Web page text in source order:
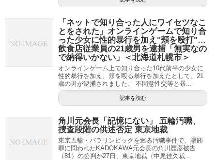
「ネットで知り合った人にワイセツなこ
とをされた」オンラインゲームで知り合
った少女に性的暴行を加え"頬を殴打"…
飲食店従業員の21歳男を逮捕「無実なの
で納得いかない」＜北海道札幌市＞
オンラインゲーム上で知り合った10代前半の少女に
性的暴行を加え、頬を殴る暴行を加えたとして、21
歳の男が逮捕されました。 不同意性交等と暴...
記事を読む
角川元会長「記憶にない」 五輪汚職、
捜査段階の供述否定 東京地裁
東京五輪・パラリンピックを巡る汚職事件で、贈賄
罪に問われたKADOKAWA元会長の角川歴彦被告
（81）の公判が27日、東京地裁（中尾佳久裁...